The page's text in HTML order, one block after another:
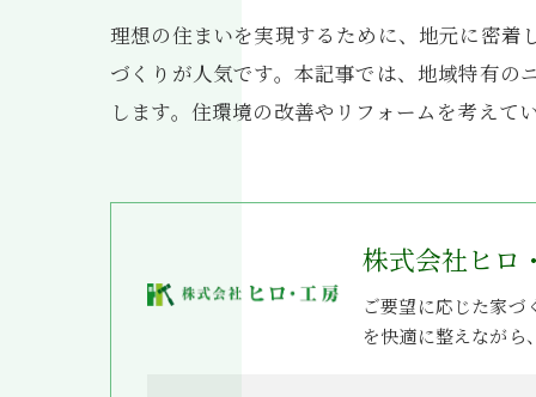
理想の住まいを実現するために、地元に密
づくりが人気です。本記事では、地域特有
します。住環境の改善やリフォームを考えて
株式会社ヒロ
ご要望に応じた家づ
を快適に整えながら